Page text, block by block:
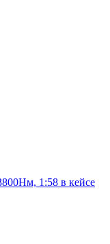
1:58 в кейсе